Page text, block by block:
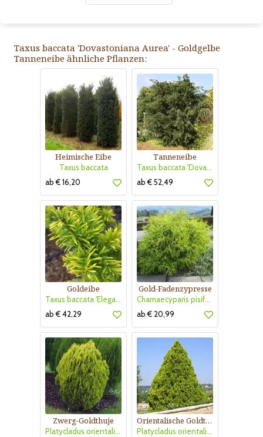
Taxus baccata 'Dovastoniana Aurea' - Goldgelbe
Tanneneibe ähnliche Pflanzen:
Heimische Eibe
Taxus baccata
ab € 16,20
Tanneneibe
Taxus baccata 'Dovastoniana'
ab € 52,49
Goldeibe
Taxus baccata 'Elegantissima'
ab € 42,29
Gold-Fadenzypresse
Chamaecyparis pisifera 'Filifera Aurea Nana'
ab € 20,99
Zwerg-Goldthuje
Platycladus orientalis 'Aurea Nana'
Orientalische Goldthuje
Platycladus orientalis 'Pyramidalis Aurea'